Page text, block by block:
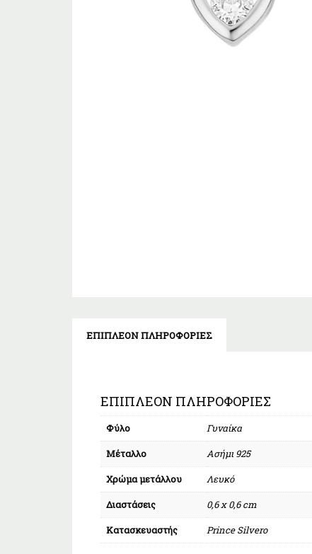
ΕΠΙΠΛΈΟΝ ΠΛΗΡΟΦΟΡΊΕΣ
ΕΠΙΠΛΈΟΝ ΠΛΗΡΟΦΟΡΊΕΣ
Φύλο
Γυναίκα
Μέταλλο
Ασήμι 925
Χρώμα μετάλλου
Λευκό
Διαστάσεις
0,6 x 0,6 cm
Κατασκευαστής
Prince Silvero